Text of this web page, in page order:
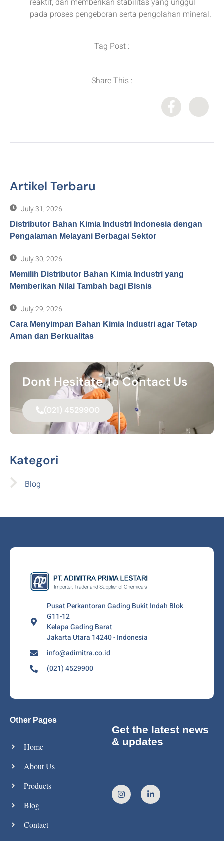
reaktif, dan memberikan stabilitas yang unggul
pada proses pengeboran serta pengolahan mineral.
Tag Post :
Share This :
Artikel Terbaru
July 31, 2026
Distributor Bahan Kimia Industri Indonesia dengan
Pengalaman Melayani Berbagai Sektor
July 30, 2026
Memilih Distributor Bahan Kimia Industri yang
Memberikan Nilai Tambah bagi Bisnis
July 29, 2026
Cara Menyimpan Bahan Kimia Industri agar Tetap
Aman dan Berkualitas
Dont Hesitate To Contact Us
(021) 4529900
Kategori
Blog
Pusat Perkantoran Gading Bukit Indah Blok
G11-12
Kelapa Gading Barat
Jakarta Utara 14240 - Indonesia
info@adimitra.co.id
(021) 4529900
Other Pages
Home
About Us
Products
Blog
Contact
Get the latest news
& updates